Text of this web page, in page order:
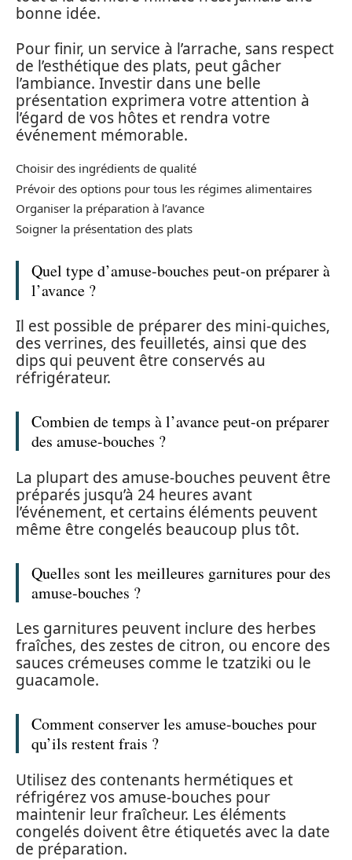
bonne idée.
Pour finir, un service à l’arrache, sans respect
de l’esthétique des plats, peut gâcher
l’ambiance. Investir dans une belle
présentation exprimera votre attention à
l’égard de vos hôtes et rendra votre
événement mémorable.
Choisir des ingrédients de qualité
Prévoir des options pour tous les régimes alimentaires
Organiser la préparation à l’avance
Soigner la présentation des plats
Quel type d’amuse-bouches peut-on préparer à
l’avance ?
Il est possible de préparer des mini-quiches,
des verrines, des feuilletés, ainsi que des
dips qui peuvent être conservés au
réfrigérateur.
Combien de temps à l’avance peut-on préparer
des amuse-bouches ?
La plupart des amuse-bouches peuvent être
préparés jusqu’à 24 heures avant
l’événement, et certains éléments peuvent
même être congelés beaucoup plus tôt.
Quelles sont les meilleures garnitures pour des
amuse-bouches ?
Les garnitures peuvent inclure des herbes
fraîches, des zestes de citron, ou encore des
sauces crémeuses comme le tzatziki ou le
guacamole.
Comment conserver les amuse-bouches pour
qu’ils restent frais ?
Utilisez des contenants hermétiques et
réfrigérez vos amuse-bouches pour
maintenir leur fraîcheur. Les éléments
congelés doivent être étiquetés avec la date
de préparation.